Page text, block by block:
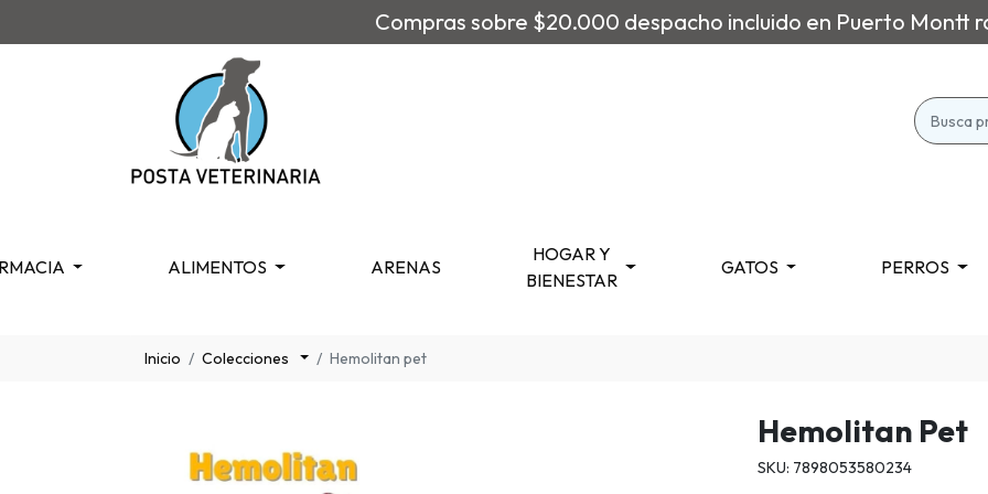
Compras sobre $20.000 despacho incluido en Puerto Montt
ALIMENTOS ARENAS
HOGAR Y
BIENESTAR
GATOS PERROS
Inicio Colecciones Hemolitan pet
Hemolitan Pet
SKU: 7898053580234